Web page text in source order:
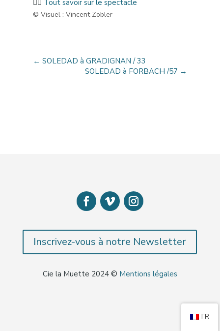
👉🏼 Tout savoir sur le spectacle
© Visuel : Vincent Zobler
←SOLEDAD à GRADIGNAN / 33
SOLEDAD à FORBACH /57 →
Inscrivez-vous à notre Newsletter
Cie la Muette 2024 © Mentions légales
FR